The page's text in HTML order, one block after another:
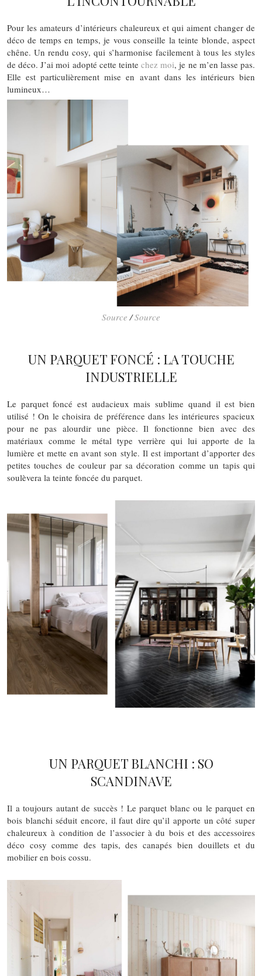
Pour les amateurs d’intérieurs chaleureux et qui aiment changer de
déco de temps en temps, je vous conseille la teinte blonde, aspect
chêne. Un rendu cosy, qui s’harmonise facilement à tous les styles
de déco. J’ai moi adopté cette teintechez moi, je ne m’en lasse pas.
Elle est particulièrement mise en avant dans les intérieurs bien
lumineux…
Source /Source
UN PARQUET FONCÉ : LA TOUCHE
INDUSTRIELLE
Le parquet foncé est audacieux mais sublime quand il est bien
utilisé ! On le choisira de préférence dans les intérieures spacieux
pour ne pas alourdir une pièce. Il fonctionne bien avec des
matériaux comme le métal type verrière qui lui apporte de la
lumière et mette en avant son style. Il est important d’apporter des
petites touches de couleur par sa décoration comme un tapis qui
soulèvera la teinte foncée du parquet.
UN PARQUET BLANCHI : SO
SCANDINAVE
Il a toujours autant de succès ! Le parquet blanc ou le parquet en
bois blanchi séduit encore, il faut dire qu’il apporte un côté super
chaleureux à condition de l’associer à du bois et des accessoires
déco cosy comme des tapis, des canapés bien douillets et du
mobilier en bois cossu.